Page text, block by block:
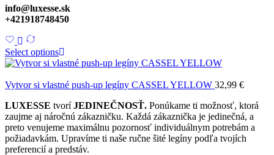
info@luxesse.sk
+421918748450
Select options
Vytvor si vlastné push-up legíny CASSEL YELLOW 32,99 €
LUXESSE tvoríJEDINEČNOSŤ. Ponúkame ti možnosť, ktorá
zaujme aj náročnú zákazničku. Každá zákaznička je jedinečná, a
preto venujeme maximálnu pozornosť individuálnym potrebám a
požiadavkám. Upravíme ti naše ručne šité legíny podľa tvojích
preferencií a predstáv.